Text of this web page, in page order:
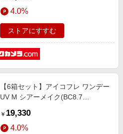
4.0%
ストアにすすむ
【6箱セット】アイコフレ ワンデー
UV M シアーメイク(BC8.7
￥ 19,330
4.0%